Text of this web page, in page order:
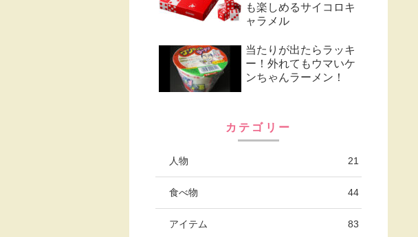
も楽しめるサイコロキ
ャラメル
当たりが出たらラッキ
ー！外れてもウマいケ
ンちゃんラーメン！
カテゴリー
人物 21
食べ物 44
アイテム 83